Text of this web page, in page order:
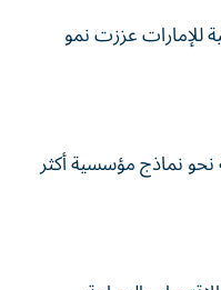
للإمارات عززت نمو
نحو نماذج مؤسسية أكثر